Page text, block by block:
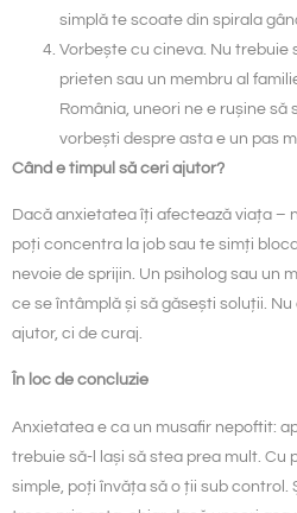
simplă te scoate din spirala
Vorbește cu cineva. Nu trebuie
prieten sau un membru al
România, uneori ne e rușine să
vorbești despre asta e un pas
Când e timpul să ceri ajutor?
Dacă anxietatea îți afectează viața –
poți concentra la job sau te simți
nevoie de sprijin. Un psiholog sau un
ce se întâmplă și să găsești soluții.
ajutor, ci de curaj.
În loc de concluzie
Anxietatea e ca un musafir nepoftit:
trebuie să-l lași să stea prea mult.
simple, poți învăța să o ții sub control.